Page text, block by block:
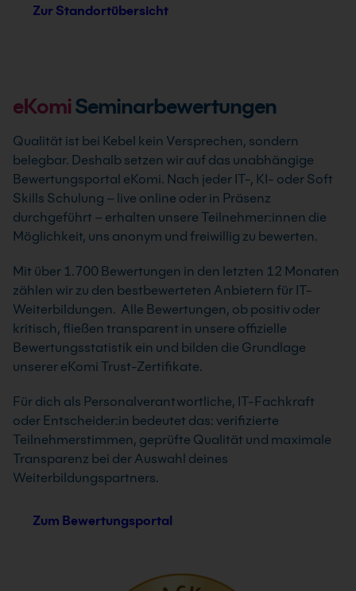
Zur Standortübersicht
eKomiSeminarbewertungen
Qualität ist bei Kebel kein Versprechen, sondern
belegbar. Deshalb setzen wir auf das unabhängige
Bewertungsportal eKomi. Nach jeder IT-, KI- oder Soft
Skills Schulung – live online oder in Präsenz
durchgeführt – erhalten unsere Teilnehmer:innen die
Möglichkeit, uns anonym und freiwillig zu bewerten.
Mit über 1.700 Bewertungen in den letzten 12 Monaten
zählen wir zu den bestbewerteten Anbietern für IT-
Weiterbildungen. Alle Bewertungen, ob positiv oder
kritisch, fließen transparent in unsere offizielle
Bewertungsstatistik ein und bilden die Grundlage
unserer eKomi Trust-Zertifikate.
Für dich als Personalverantwortliche, IT-Fachkraft
oder Entscheider:in bedeutet das: verifizierte
Teilnehmerstimmen, geprüfte Qualität und maximale
Transparenz bei der Auswahl deines
Weiterbildungspartners.
Zum Bewertungsportal